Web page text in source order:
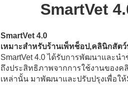
SmartVet
SmartVet 4.0
เหมาะสำหรับร้านเพ็ทช็อป,คลินิกสัตว์
SmartVet 4.0 ได้รับการพัฒนาและน
ถึงประสิทธิภาพจากการใช้งานของค
เหล่านั้น มาพัฒนาและปรับปรุงเพื่อใ